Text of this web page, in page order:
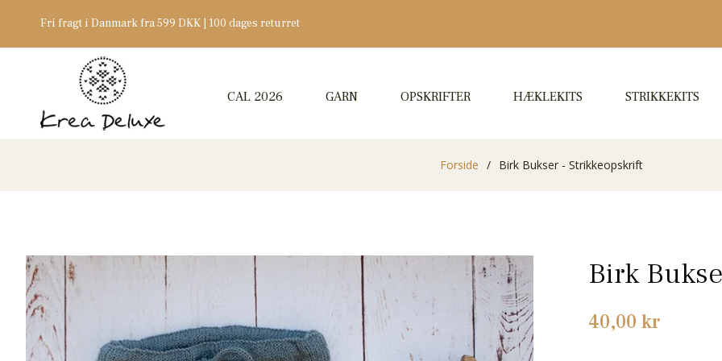
Fri fragt i Danmark fra 599 DKK | 100 dages returret
CAL 2026 GARN OPSKRIFTER HÆKLEKITS STRIKKEKITS
Forside / Birk Bukser - Strikkeopskrift
Birk
Normalpris
40,00 kr